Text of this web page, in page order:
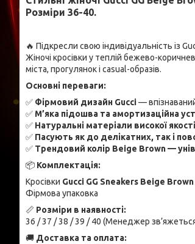
Розміри 36-40.
🔥 Підкресли свою індивідуальність із
Жіночі кросівки у теплій бежево-
міста, прогулянок і casual-образів.
Основні переваги:
✅ Фірмовий дизайн Gucci—
✅ М’яка підошва та амортизаційна
✅ Натуральні матеріали високої якості
✅ Пасують як до делікатних, так і
✅ Трендовий колір Beige Brown —
📦 Комплектація:
Кросівки Gucci GG Sneakers Beige Brown
Фірмова упаковка
📏 Розміри в наявності:
36 / 37 / 38 / 39 / 40 (Менеджер
🚚 Доставка та оплата: